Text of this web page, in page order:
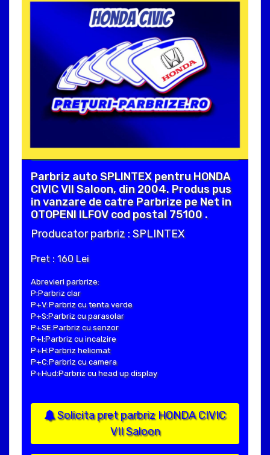
Parbriz auto SPLINTEX pentru HONDA
CIVIC VII Saloon, din 2004. Produs pus
in vanzare de catre Parbrize pe Net in
OTOPENI ILFOV cod postal 75100 .
Producator parbriz : SPLINTEX
Pret : 160 Lei
Abrevieri parbrize:
P:Parbriz clar
P+V:Parbriz cu tenta verde
P+S:Parbriz cu parasolar
P+SE:Parbriz cu senzor
P+I:Parbriz cu incalzire
P+H:Parbriz heliomat
P+C:Parbriz cu camera
P+Hud:Parbriz cu head up display
Solicita pret parbriz HONDA CIVIC
VII Saloon